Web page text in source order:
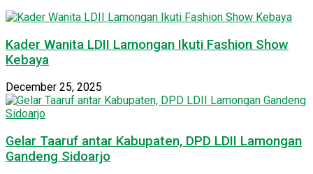
Kader Wanita LDII Lamongan Ikuti Fashion Show
Kebaya
December 25, 2025
Gelar Taaruf antar Kabupaten, DPD LDII Lamongan
Gandeng Sidoarjo